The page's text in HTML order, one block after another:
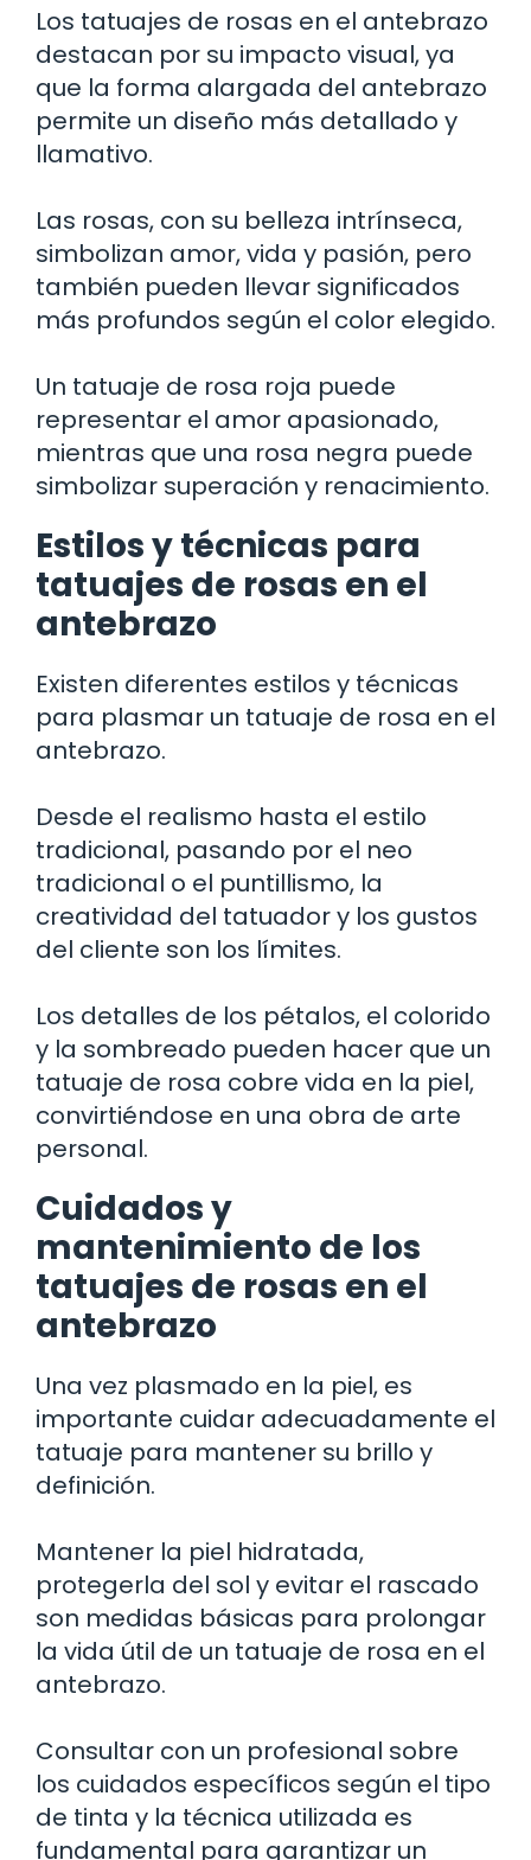
Los tatuajes de rosas en el antebrazo
destacan por su impacto visual, ya
que la forma alargada del antebrazo
permite un diseño más detallado y
llamativo.
Las rosas, con su belleza intrínseca,
simbolizan amor, vida y pasión, pero
también pueden llevar significados
más profundos según el color elegido.
Un tatuaje de rosa roja puede
representar el amor apasionado,
mientras que una rosa negra puede
simbolizar superación y renacimiento.
Estilos y técnicas para
tatuajes de rosas en el
antebrazo
Existen diferentes estilos y técnicas
para plasmar un tatuaje de rosa en el
antebrazo.
Desde el realismo hasta el estilo
tradicional, pasando por el neo
tradicional o el puntillismo, la
creatividad del tatuador y los gustos
del cliente son los límites.
Los detalles de los pétalos, el colorido
y la sombreado pueden hacer que un
tatuaje de rosa cobre vida en la piel,
convirtiéndose en una obra de arte
personal.
Cuidados y
mantenimiento de los
tatuajes de rosas en el
antebrazo
Una vez plasmado en la piel, es
importante cuidar adecuadamente el
tatuaje para mantener su brillo y
definición.
Mantener la piel hidratada,
protegerla del sol y evitar el rascado
son medidas básicas para prolongar
la vida útil de un tatuaje de rosa en el
antebrazo.
Consultar con un profesional sobre
los cuidados específicos según el tipo
de tinta y la técnica utilizada es
fundamental para garantizar un